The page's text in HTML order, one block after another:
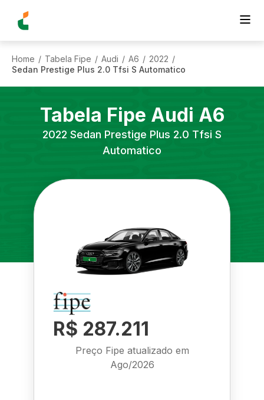
Home / Tabela Fipe / Audi / A6 / 2022 /
Sedan Prestige Plus 2.0 Tfsi S Automatico
Tabela Fipe Audi A6
2022 Sedan Prestige Plus 2.0 Tfsi S
Automatico
R$ 287.211
Preço Fipe atualizado em
Ago/2026